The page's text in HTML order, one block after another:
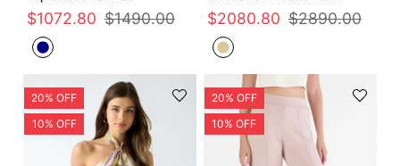
$1072.80 $1490.00 $2080.80 $2890.00